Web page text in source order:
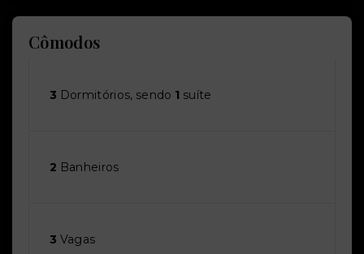
Cômodos
3 Dormitórios, sendo 1 suíte
2 Banheiros
3 Vagas